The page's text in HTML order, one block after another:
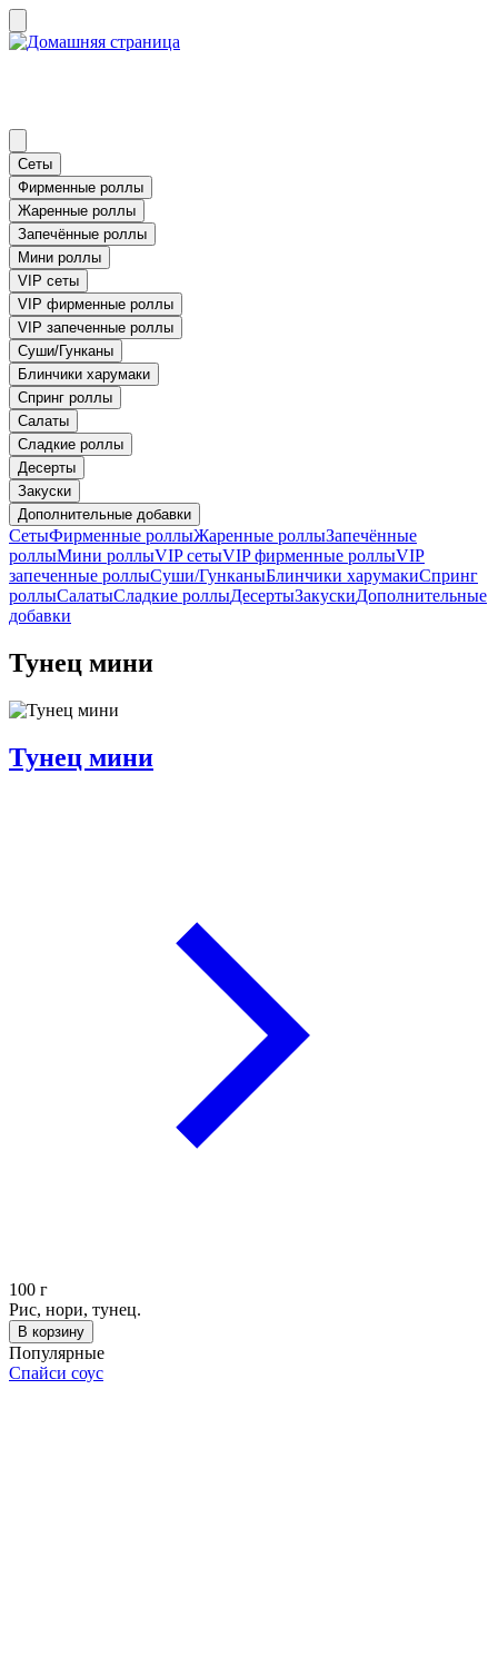
Сеты
Фирменные роллы
Жаренные роллы
Запечённые роллы
Мини роллы
VIP сеты
VIP фирменные роллы
VIP запеченные роллы
Суши/Гунканы
Блинчики харумаки
Спринг роллы
Салаты
Сладкие роллы
Десерты
Закуски
Дополнительные добавки
СетыФирменные роллыЖаренные роллыЗапечённые
роллыМини роллыVIP сетыVIP фирменные роллыVIP
запеченные роллыСуши/ГунканыБлинчики харумакиСпринг
роллыСалатыСладкие роллыДесертыЗакускиДополнительные
добавки
Тунец мини
Тунец мини
100 г
Рис, нори, тунец.
В корзину
Популярные
Спайси соус